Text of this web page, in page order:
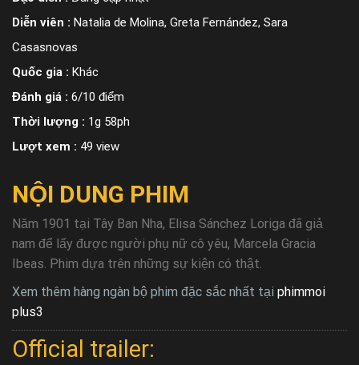
Diễn viên : Natalia de Molina, Greta Fernández, Sara
Casasnovas
Quốc gia : Khác
Đánh giá : 6/10 điểm
Thời lượng : 1g 58ph
Lượt xem : 49 view
NỘI DUNG PHIM
Năm 1901 tại Tây Ban Nha, Elisa Sánchez Loriga đã giả
nam để lấy được người phụ nữ cô yêu, Marcela Gracia
Ibeas. Phim dựa trên những sự kiện có thật.
Xem thêm hàng ngàn bộ phim đặc sắc nhất tại phimmoi
plus3
Official trailer: